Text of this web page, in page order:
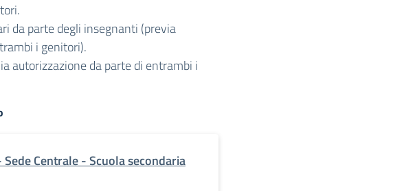
da parte degli insegnanti (previa
i genitori).
autorizzazione da parte di entrambi i
Centrale - Scuola secondaria